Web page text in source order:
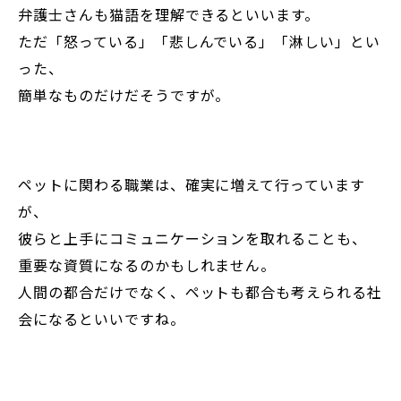
弁護士さんも猫語を理解できるといいます。
ただ「怒っている」「悲しんでいる」「淋しい」とい
った、
簡単なものだけだそうですが。
ペットに関わる職業は、確実に増えて行っています
が、
彼らと上手にコミュニケーションを取れることも、
重要な資質になるのかもしれません。
人間の都合だけでなく、ペットも都合も考えられる社
会になるといいですね。